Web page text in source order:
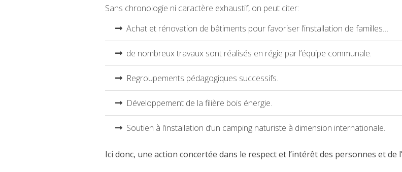
Sans chronologie ni caractère exhaustif, on peut citer:
Achat et rénovation de bâtiments pour favoriser l’installation de familles…
de nombreux travaux sont réalisés en régie par l’équipe communale.
Regroupements pédagogiques successifs.
Développement de la filière bois énergie.
Soutien à l’installation d’un camping naturiste à dimension internationale.
Ici donc, une action concertée dans le respect et l’intérêt des personnes et de